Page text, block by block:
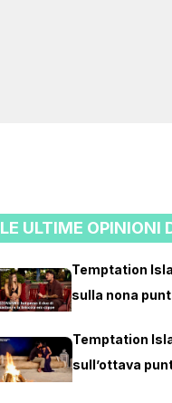
LE ULTIME OPINIONI
Temptation
sulla nona
Temptation
sull’ottava